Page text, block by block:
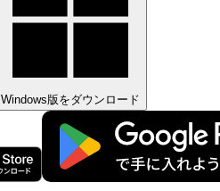
Windows版をダウンロード